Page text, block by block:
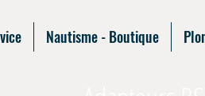
Nautisme - Boutique